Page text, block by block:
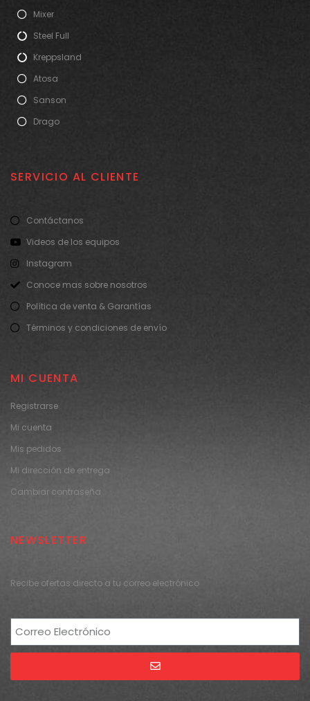
Mixer
Steel Full
Kreppsland
Atosa
Sanson
Drago
SERVICIO AL CLIENTE
Contáctanos
Videos de los equipos
Instagram
Conoce mas sobre nosotros
Política de venta & Garantías
Términos y condiciones de envío
MI CUENTA
Registrarse
Mi cuenta
Mis pedidos
Mi dirección de entrega
Cambiar contraseña
NEWSLETTER
Recibe ofertas directo a tu correo electrónico